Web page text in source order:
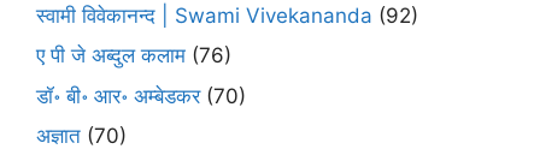
स्वामी विवेकानन्द | Swami Vivekananda (92)
ए पी जे अब्दुल कलाम (76)
डॉ॰ बी॰ आर॰ अम्बेडकर(70)
अज्ञात (70)